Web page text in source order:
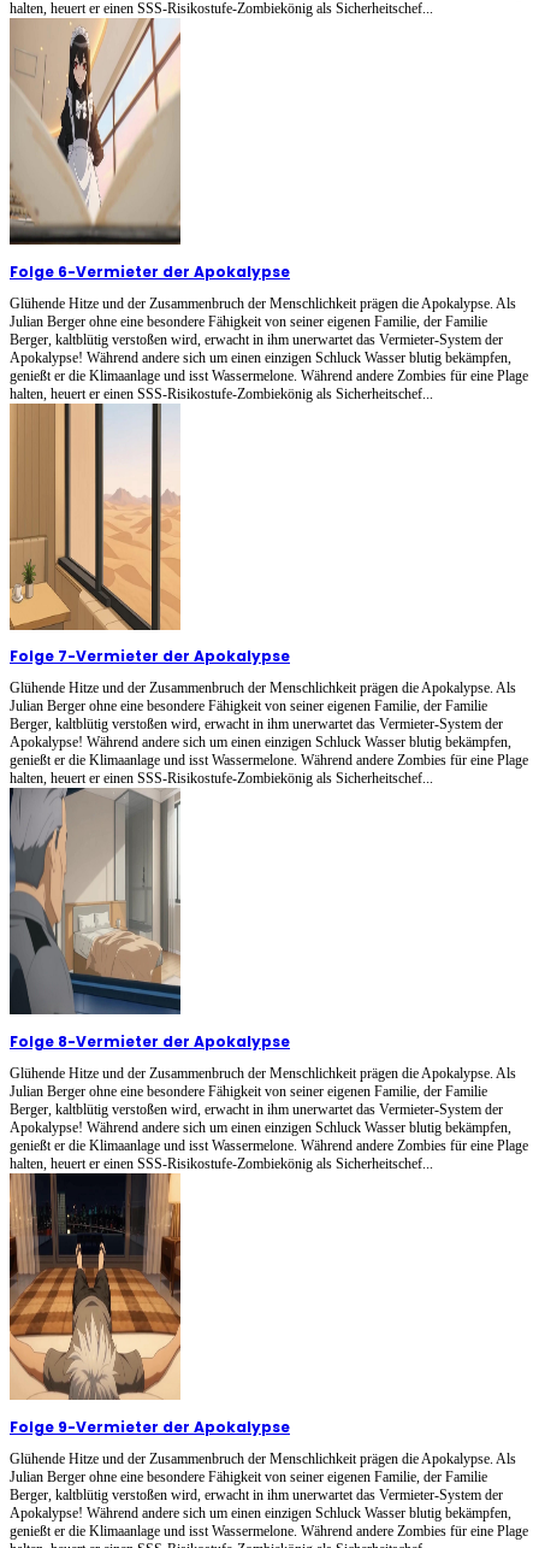
halten, heuert er einen SSS-Risikostufe-Zombiekönig als Sicherheitschef...
Folge 6-Vermieter der Apokalypse
Glühende Hitze und der Zusammenbruch der Menschlichkeit prägen die Apokalypse. Als
Julian Berger ohne eine besondere Fähigkeit von seiner eigenen Familie, der Familie
Berger, kaltblütig verstoßen wird, erwacht in ihm unerwartet das Vermieter-System der
Apokalypse! Während andere sich um einen einzigen Schluck Wasser blutig bekämpfen,
genießt er die Klimaanlage und isst Wassermelone. Während andere Zombies für eine Plage
halten, heuert er einen SSS-Risikostufe-Zombiekönig als Sicherheitschef...
Folge 7-Vermieter der Apokalypse
Glühende Hitze und der Zusammenbruch der Menschlichkeit prägen die Apokalypse. Als
Julian Berger ohne eine besondere Fähigkeit von seiner eigenen Familie, der Familie
Berger, kaltblütig verstoßen wird, erwacht in ihm unerwartet das Vermieter-System der
Apokalypse! Während andere sich um einen einzigen Schluck Wasser blutig bekämpfen,
genießt er die Klimaanlage und isst Wassermelone. Während andere Zombies für eine Plage
halten, heuert er einen SSS-Risikostufe-Zombiekönig als Sicherheitschef...
Folge 8-Vermieter der Apokalypse
Glühende Hitze und der Zusammenbruch der Menschlichkeit prägen die Apokalypse. Als
Julian Berger ohne eine besondere Fähigkeit von seiner eigenen Familie, der Familie
Berger, kaltblütig verstoßen wird, erwacht in ihm unerwartet das Vermieter-System der
Apokalypse! Während andere sich um einen einzigen Schluck Wasser blutig bekämpfen,
genießt er die Klimaanlage und isst Wassermelone. Während andere Zombies für eine Plage
halten, heuert er einen SSS-Risikostufe-Zombiekönig als Sicherheitschef...
Folge 9-Vermieter der Apokalypse
Glühende Hitze und der Zusammenbruch der Menschlichkeit prägen die Apokalypse. Als
Julian Berger ohne eine besondere Fähigkeit von seiner eigenen Familie, der Familie
Berger, kaltblütig verstoßen wird, erwacht in ihm unerwartet das Vermieter-System der
Apokalypse! Während andere sich um einen einzigen Schluck Wasser blutig bekämpfen,
genießt er die Klimaanlage und isst Wassermelone. Während andere Zombies für eine Plage